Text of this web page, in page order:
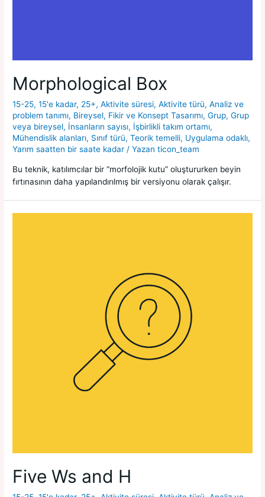
Morphological Box
15-25,15'e kadar, 25+,Aktivite süresi,Aktivite türü,Analiz ve
problem tanımı, Bireysel, Fikir ve Konsept Tasarımı,Grup,Grup
veya bireysel, İnsanların sayısı, İşbirlikli takım ortamı,
Mühendislik alanları, Sınıf türü,Teorik temelli, Uygulama odaklı,
Yarım saatten bir saate kadar / Yazan ticon_team
Bu teknik, katılımcılar bir “morfolojik kutu” oluştururken beyin
fırtınasının daha yapılandırılmış bir versiyonu olarak çalışır.
Five Ws and H